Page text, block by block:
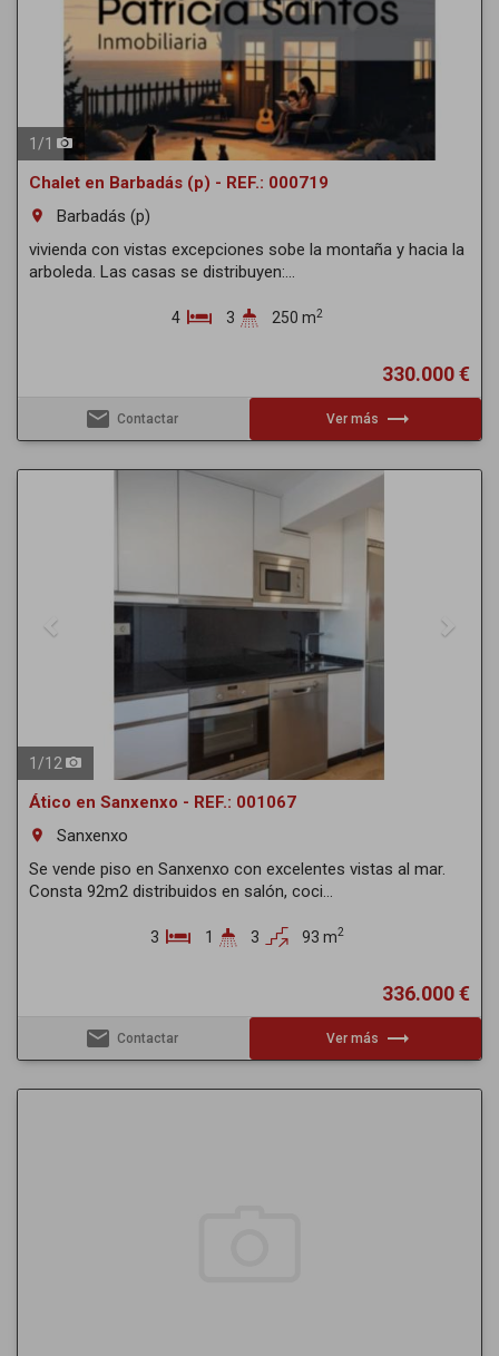
1 /1
Chalet en Barbadás (p) - REF.: 000719
room
Barbadás (p)
vivienda con vistas excepciones sobe la montaña y hacia la
arboleda. Las casas se distribuyen:...
4 3 250 m2
330.000 €
email Contactar Ver más trending_flat
Next
1 /12
Ático en Sanxenxo - REF.: 001067
room
Sanxenxo
Se vende piso en Sanxenxo con excelentes vistas al mar.
Consta 92m2 distribuidos en salón, coci...
3 1 3 93 m2
336.000 €
email Contactar Ver más trending_flat